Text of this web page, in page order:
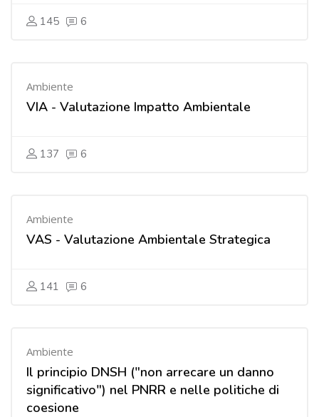
145 6
Ambiente
VIA - Valutazione Impatto Ambientale
137 6
Ambiente
VAS - Valutazione Ambientale Strategica
141 6
Ambiente
Il principio DNSH ("non arrecare un danno
significativo") nel PNRR e nelle politiche di
coesione